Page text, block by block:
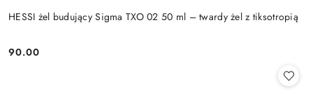
HESSI żel budujący Sigma TXO 02 50 ml – twardy żel z tiksotropią
Cena:
90.00